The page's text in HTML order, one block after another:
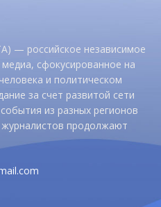
— российское независимое
сфокусированное на
и политическом
за счет развитой сети
из разных регионов
продолжают